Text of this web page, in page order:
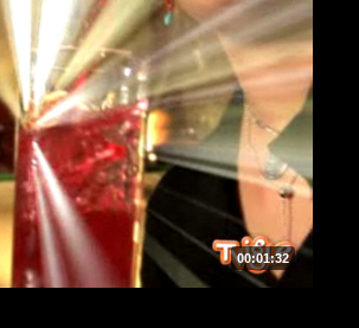
00:01:32